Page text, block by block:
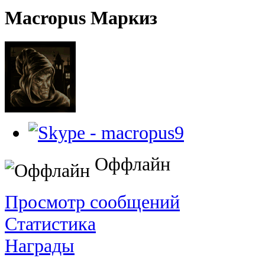
Macropus Маркиз
Оффлайн
Просмотр сообщений
Статистика
Награды